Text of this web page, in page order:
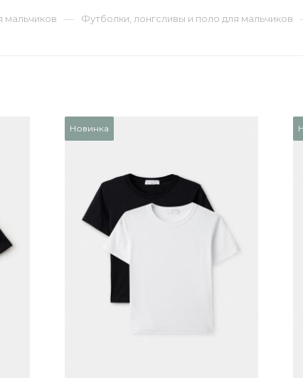
мальчиков — Футболки, лонгсливы и поло для мальчиков
Новинка